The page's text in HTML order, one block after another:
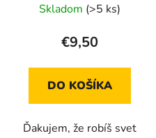
Skladom (>5 ks)
€9,50
DO KOŠÍKA
Ďakujem, že robíš svet